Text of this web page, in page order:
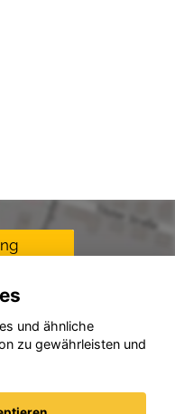
Ihre
vom
und ähnliche
zu gewährleisten und